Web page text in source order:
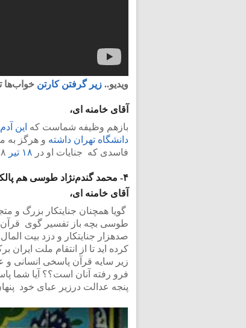
ویدیو.. زیر گرفتن کارتن خواب‌ها
آقای خامنه ای،
بازهم وظیفه شماست که
دانشگاه تهران داشته و هرگز به
فاسدی که جنایات او در ۱۸ تیر ۱۳۷۸
۴- محمد گندم‌نژاد طوسی هم پالکی رهبر گرامی
آقای خامنه ای،
گویا همچنان جنایتکار بزرگ
طوسی بچه باز تفسیر گوی قرآن
صدهزار جنایتکار و دزد بیت
کرده اید تا از انتقام ملت ایران
زیر سایه قرآن پاسخی انسانی و
فرو رفته آنان است؟؟ آیا شما
پنجه عدالت درزیر عبای خود